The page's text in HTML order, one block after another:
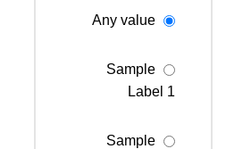
Sample
Label 1
Sample